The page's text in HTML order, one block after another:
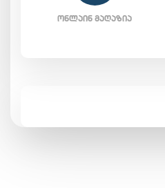
ᲝᲜᲚᲐᲘᲜ ᲛᲐᲦᲐᲖᲘᲐ